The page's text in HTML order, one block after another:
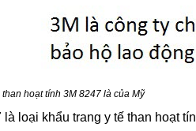
hoạt tính 3M 8247 là của Mỹ
là loại khẩu trang y tế than hoạt